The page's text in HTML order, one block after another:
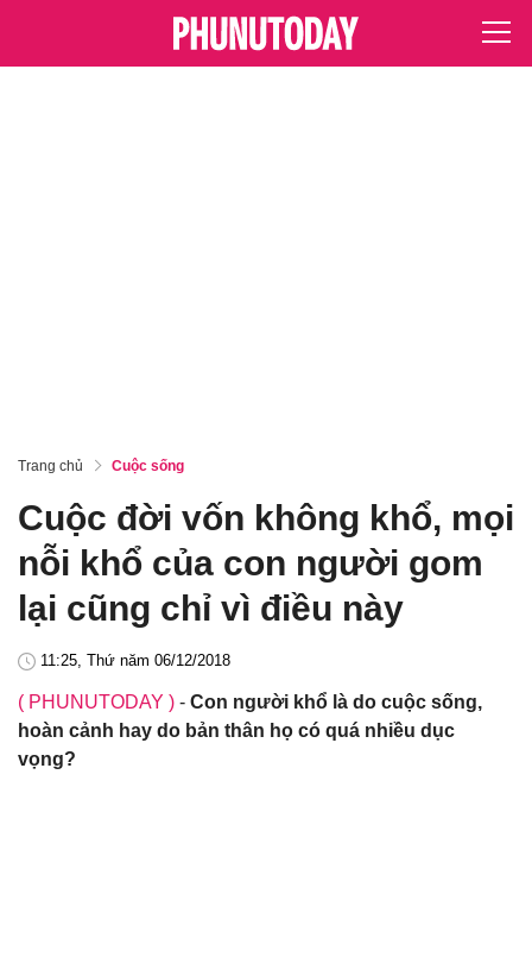
Trang chủ Cuộc sống
Cuộc đời vốn không khổ, mọi
nỗi khổ của con người gom
lại cũng chỉ vì điều này
11:25, Thứ năm 06/12/2018
( PHUNUTODAY ) - Con người khổ là do cuộc sống,
hoàn cảnh hay do bản thân họ có quá nhiều dục
vọng?